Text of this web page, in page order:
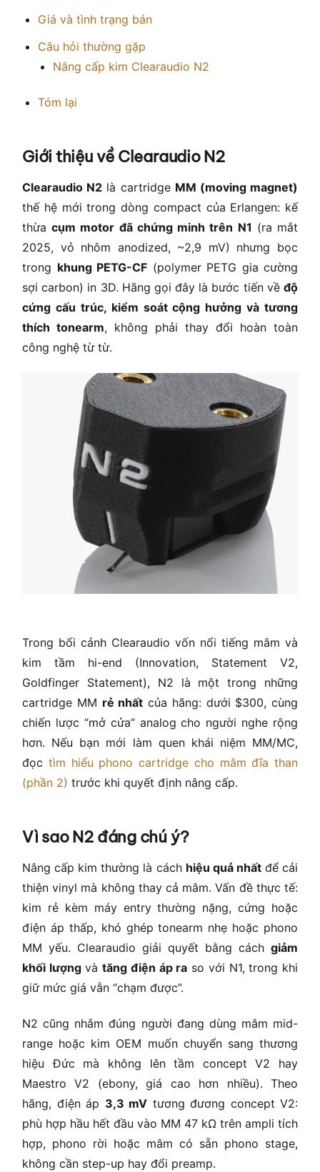
Giá và tình trạng bán
Câu hỏi thường gặp
Nâng cấp kim Clearaudio N2
Tóm lại
Giới thiệu về Clearaudio N2
Clearaudio N2 là cartridge MM (moving magnet)
thế hệ mới trong dòng compact của Erlangen: kế
thừacụm motor đã chứng minh trên N1 (ra mắt
2025, vỏ nhôm anodized, ~2,9 mV) nhưng bọc
trong khung PETG-CF (polymer PETG gia cường
sợi carbon) in 3D. Hãng gọi đây là bước tiến về độ
cứng cấu trúc, kiểm soát cộng hưởng và tương
thích tonearm, không phải thay đổi hoàn toàn
công nghệ từ từ.
Trong bối cảnh Clearaudio vốn nổi tiếng mâm và
kim tầm hi-end (Innovation, Statement V2,
Goldfinger Statement), N2 là một trong những
cartridge MM rẻ nhất của hãng: dưới $300, cùng
chiến lược “mở cửa” analog cho người nghe rộng
hơn. Nếu bạn mới làm quen khái niệm MM/MC,
đọc tìm hiểu phono cartridge cho mâm đĩa than
(phần 2) trước khi quyết định nâng cấp.
Vì sao N2 đáng chú ý?
Nâng cấp kim thường là cách hiệu quả nhấtđể cải
thiện vinyl mà không thay cả mâm. Vấn đề thực tế:
kim rẻ kèm máy entry thường nặng, cứng hoặc
điện áp thấp, khó ghép tonearm nhẹ hoặc phono
MM yếu. Clearaudio giải quyết bằng cách giảm
khối lượngvàtăng điện áp ra so với N1, trong khi
giữ mức giá vẫn “chạm được”.
N2 cũng nhắm đúng người đang dùng mâm mid-
range hoặc kim OEM muốn chuyển sang thương
hiệu Đức mà không lên tầm concept V2 hay
Maestro V2 (ebony, giá cao hơn nhiều). Theo
hãng, điện áp 3,3 mV tương đương concept V2:
phù hợp hầu hết đầu vào MM 47 kΩ trên ampli tích
hợp, phono rời hoặc mâm có sẵn phono stage,
không cần step-up hay đổi preamp.